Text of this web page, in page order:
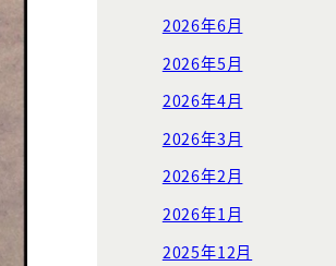
2026年6月
2026年5月
2026年4月
2026年3月
2026年2月
2026年1月
2025年12月